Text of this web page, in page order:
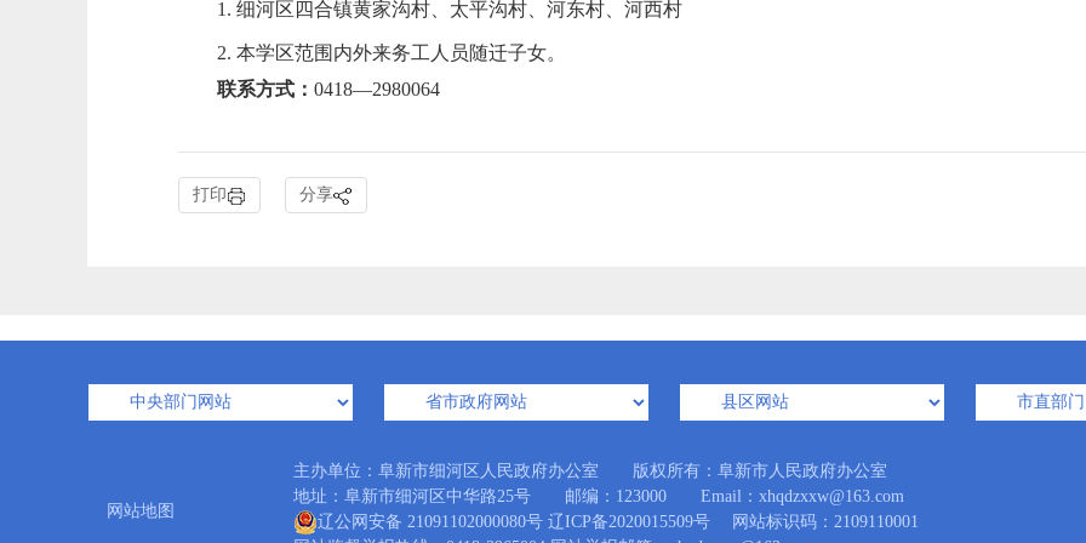
1. 细河区四合镇黄家沟村、太平沟村、河东村、河西村
2. 本学区范围内外来务工人员随迁子女。
联系方式： 0418—2980064
打印 分享
网站地图
主办单位：阜新市细河区人民政府办公室 版权所有：阜新市人民政府办公室
地址：阜新市细河区中华路25号 邮编：123000 Email：xhqdzxxw@163.com
辽公网安备 21091102000080号 辽ICP备2020015509号 网站标识码：2109110001